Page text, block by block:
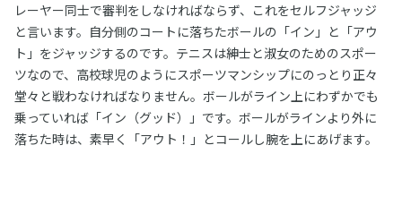
レーヤー同士で審判をしなければならず、これをセルフジャッジ
と言います。自分側のコートに落ちたボールの「イン」と「アウ
ト」をジャッジするのです。テニスは紳士と淑女のためのスポー
ツなので、高校球児のようにスポーツマンシップにのっとり正々
堂々と戦わなければなりません。ボールがライン上にわずかでも
乗っていれば「イン（グッド）」です。ボールがラインより外に
落ちた時は、素早く「アウト！」とコールし腕を上にあげます。